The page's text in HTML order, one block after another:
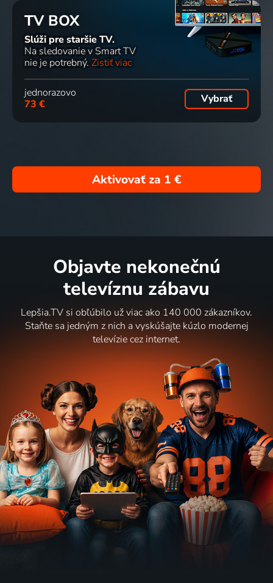
TV BOX
Slúži pre staršie TV.
Na sledovanie v Smart TV
nie je potrebný. Zistiť viac
jednorazovo
73 €
Vybrať
Aktivovať za 1 €
Objavte nekonečnú
televíznu zábavu
Lepšia.TV si obľúbilo už viac ako 140 000 zákazníkov.
Staňte sa jedným z nich a vyskúšajte kúzlo modernej
televízie cez internet.